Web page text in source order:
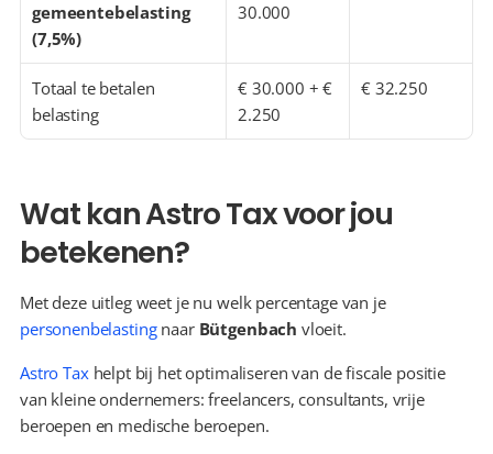
gemeentebelasting
(7,5%)
30.000
Totaal te betalen
belasting
€ 30.000 + €
2.250
€ 32.250
Wat kan Astro Tax voor jou
betekenen?
Met deze uitleg weet je nu welk percentage van je
personenbelasting naar Bütgenbach vloeit.
Astro Tax helpt bij het optimaliseren van de fiscale positie
van kleine ondernemers: freelancers, consultants, vrije
beroepen en medische beroepen.